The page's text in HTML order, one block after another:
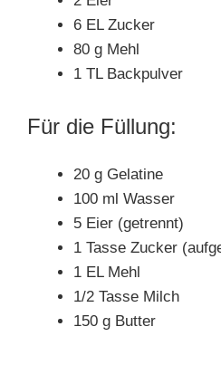
6 EL Zucker
80 g Mehl
1 TL Backpulver
Für die Füllung:
20 g Gelatine
100 ml Wasser
5 Eier (getrennt)
1 Tasse Zucker
1 EL Mehl
1/2 Tasse Milch
150 g Butter